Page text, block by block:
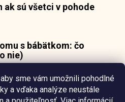
sme vám umožnili pohodlné
a vďaka analýze neustále
ak sú všetci v pohode
s bábätkom: čo
nie)
zábavu, ale
sa môžu oprieť 🌙